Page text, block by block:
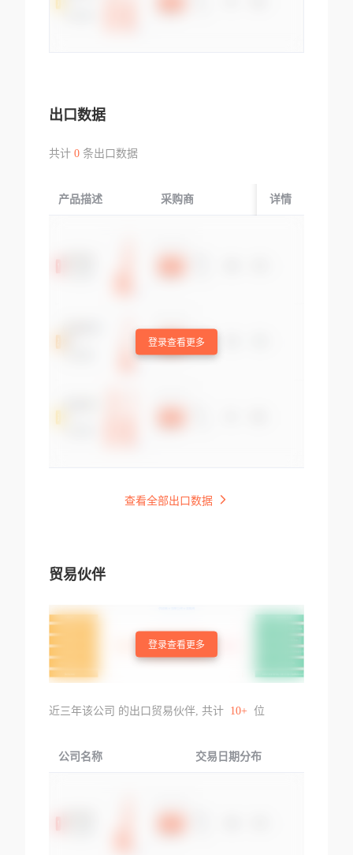
出口数据
共计 0条出口数据
产品描述 采购商 起运国/地区
详情
登录查看更多
查看全部出口数据
贸易伙伴
登录查看更多
近三年该公司 的出口贸易伙伴, 共计 10+ 位
公司名称 交易日期分布